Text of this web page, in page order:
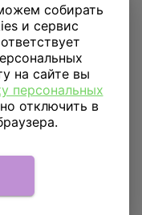
50 руб/км. от 1 часа
собирать
и сервис
на сайте вы
персональных
отключить в